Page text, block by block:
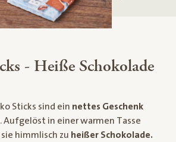
- Heiße Schokolade
Sticks sind ein nettes Geschenk
. Aufgelöst in einer warmen Tasse
himmlisch zu heißer Schokolade.